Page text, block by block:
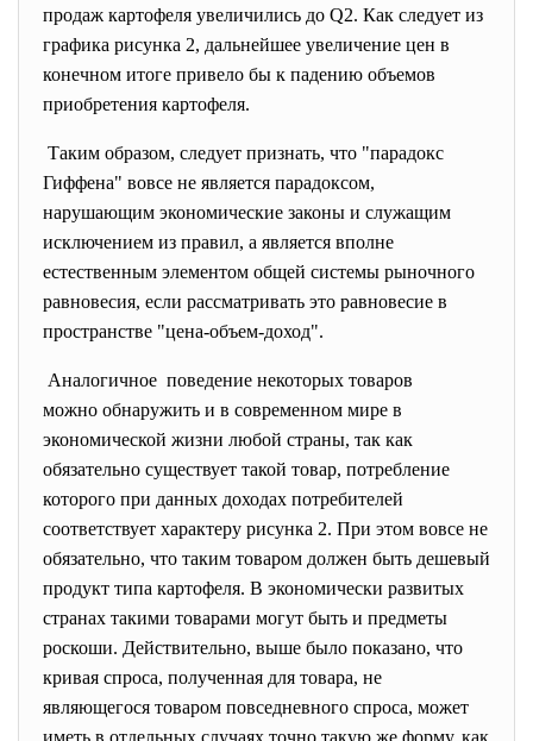
продаж картофеля увеличились до Q2. Как следует из
графика рисунка 2, дальнейшее увеличение цен в
конечном итоге привело бы к падению объемов
приобретения картофеля.
Таким образом, следует признать, что "парадокс
Гиффена" вовсе не является парадоксом,
нарушающим экономические законы и служащим
исключением из правил, а является вполне
естественным элементом общей системы рыночного
равновесия, если рассматривать это равновесие в
пространстве "цена-объем-доход".
Аналогичное поведение некоторых товаров
можно обнаружить и в современном мире в
экономической жизни любой страны, так как
обязательно существует такой товар, потребление
которого при данных доходах потребителей
соответствует характеру рисунка 2. При этом вовсе не
обязательно, что таким товаром должен быть дешевый
продукт типа картофеля. В экономически развитых
странах такими товарами могут быть и предметы
роскоши. Действительно, выше было показано, что
кривая спроса, полученная для товара, не
являющегося товаром повседневного спроса, может
иметь в отдельных случаях точно такую же форму, как